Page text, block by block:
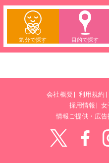
気分で探す 目的で探す
会社概要 利用規約
採用情報
女
情報ご提供・広